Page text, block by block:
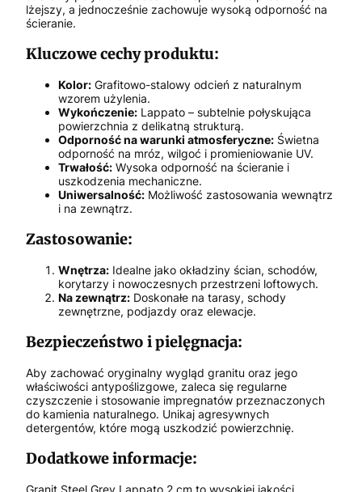
lżejszy, a jednocześnie zachowuje wysoką odporność na
ścieranie.
Kluczowe cechy produktu:
Kolor: Grafitowo-stalowy odcień z naturalnym
wzorem użylenia.
Wykończenie: Lappato – subtelnie połyskująca
powierzchnia z delikatną strukturą.
Odporność na warunki atmosferyczne: Świetna
odporność na mróz, wilgoć i promieniowanie UV.
Trwałość: Wysoka odporność na ścieranie i
uszkodzenia mechaniczne.
Uniwersalność: Możliwość zastosowania wewnątrz
i na zewnątrz.
Zastosowanie:
Wnętrza: Idealne jako okładziny ścian, schodów,
korytarzy i nowoczesnych przestrzeni loftowych.
Na zewnątrz: Doskonałe na tarasy, schody
zewnętrzne, podjazdy oraz elewacje.
Bezpieczeństwo i pielęgnacja:
Aby zachować oryginalny wygląd granitu oraz jego
właściwości antypoślizgowe, zaleca się regularne
czyszczenie i stosowanie impregnatów przeznaczonych
do kamienia naturalnego. Unikaj agresywnych
detergentów, które mogą uszkodzić powierzchnię.
Dodatkowe informacje: